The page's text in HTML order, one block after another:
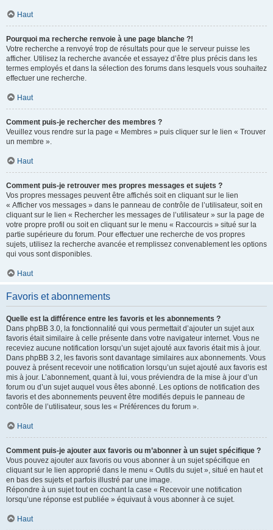
Haut
Pourquoi ma recherche renvoie à une page blanche ?!
Votre recherche a renvoyé trop de résultats pour que le serveur puisse les
afficher. Utilisez la recherche avancée et essayez d’être plus précis dans les
termes employés et dans la sélection des forums dans lesquels vous souhaitez
effectuer une recherche.
Haut
Comment puis-je rechercher des membres ?
Veuillez vous rendre sur la page « Membres » puis cliquer sur le lien « Trouver
un membre ».
Haut
Comment puis-je retrouver mes propres messages et sujets ?
Vos propres messages peuvent être affichés soit en cliquant sur le lien
« Afficher vos messages » dans le panneau de contrôle de l’utilisateur, soit en
cliquant sur le lien « Rechercher les messages de l’utilisateur » sur la page de
votre propre profil ou soit en cliquant sur le menu « Raccourcis » situé sur la
partie supérieure du forum. Pour effectuer une recherche de vos propres
sujets, utilisez la recherche avancée et remplissez convenablement les options
qui vous sont disponibles.
Haut
Favoris et abonnements
Quelle est la différence entre les favoris et les abonnements ?
Dans phpBB 3.0, la fonctionnalité qui vous permettait d’ajouter un sujet aux
favoris était similaire à celle présente dans votre navigateur internet. Vous ne
receviez aucune notification lorsqu’un sujet ajouté aux favoris était mis à jour.
Dans phpBB 3.2, les favoris sont davantage similaires aux abonnements. Vous
pouvez à présent recevoir une notification lorsqu’un sujet ajouté aux favoris est
mis à jour. L’abonnement, quant à lui, vous préviendra de la mise à jour d’un
forum ou d’un sujet auquel vous êtes abonné. Les options de notification des
favoris et des abonnements peuvent être modifiés depuis le panneau de
contrôle de l’utilisateur, sous les « Préférences du forum ».
Haut
Comment puis-je ajouter aux favoris ou m’abonner à un sujet spécifique ?
Vous pouvez ajouter aux favoris ou vous abonner à un sujet spécifique en
cliquant sur le lien approprié dans le menu « Outils du sujet », situé en haut et
en bas des sujets et parfois illustré par une image.
Répondre à un sujet tout en cochant la case « Recevoir une notification
lorsqu’une réponse est publiée » équivaut à vous abonner à ce sujet.
Haut